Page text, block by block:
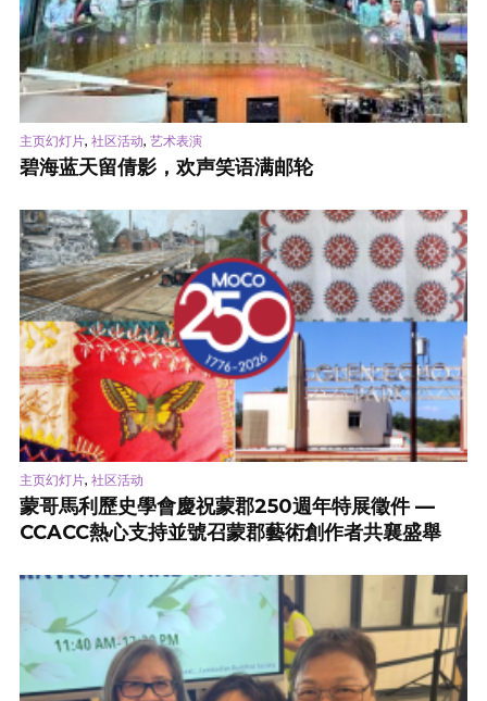
主页幻灯片, 社区活动, 艺术表演
碧海蓝天留倩影，欢声笑语满邮轮
主页幻灯片, 社区活动
蒙哥馬利歷史學會慶祝蒙郡250週年特展徵件 —
CCACC熱心支持並號召蒙郡藝術創作者共襄盛舉